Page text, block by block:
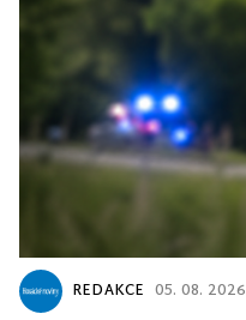
REDAKCE 05. 08. 2026